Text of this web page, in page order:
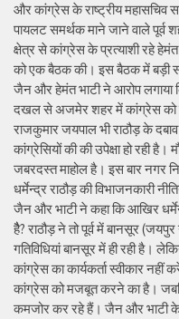
और कांग्रेस के राष्ट्रीय
पायलट समर्थक माने जाने वाले पूर्व
क्षेत्र से कांग्रेस के प्रत्याशी रहे
को एक बैठक की। इस बैठक में बड़ी
जैन और हेमंत भाटी ने आरोप लगाया
दखल से अजमेर शहर में कांग्रेस को
राजकुमार जयपाल भी राठौड़ के
कांग्रेसियों की की उपेक्षा हो रही
जबरदस्त माहोल है। इस बार नगर
धर्मेन्द्र राठौड़ की विभाजनकारी
जैन और भाटी ने कहा कि आखिर
हैै? राठौड़ ने तो पूर्व में बानसूर
गतिविधियां बानसूर में ही रही है।
कांग्रेस का कार्यकर्ता स्वीकार
कांग्रेस को मजबूत करने का है।
कमजोर कर रहे हैं। जैन और भाटी के